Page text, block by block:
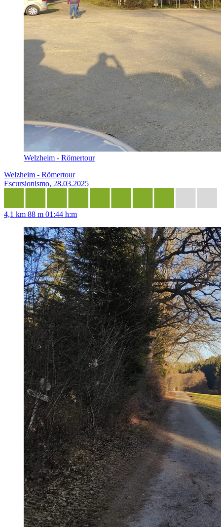
Welzheim - Römertour
Welzheim - Römertour
Escursionismo, 28.03.2025
4,1 km 88 m 01:44 h:m